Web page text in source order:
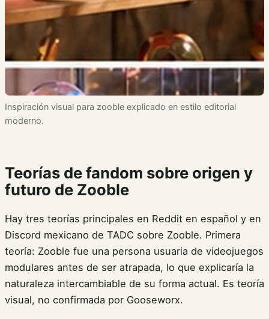
Inspiración visual para zooble explicado en estilo editorial
moderno.
Teorías de fandom sobre origen y
futuro de Zooble
Hay tres teorías principales en Reddit en español y en
Discord mexicano de TADC sobre Zooble. Primera
teoría: Zooble fue una persona usuaria de videojuegos
modulares antes de ser atrapada, lo que explicaría la
naturaleza intercambiable de su forma actual. Es teoría
visual, no confirmada por Gooseworx.